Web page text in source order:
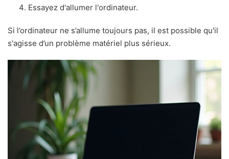
Essayez d'allumer l'ordinateur.
Si l’ordinateur ne s’allume toujours pas, il est possible qu'il
s'agisse d’un problème matériel plus sérieux.